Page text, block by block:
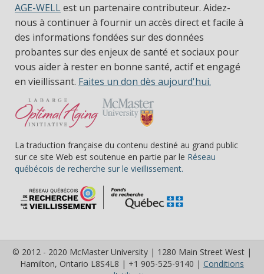
AGE-WELLest un partenaire contributeur. Aidez-
nous à continuer à fournir un accès direct et facile à
des informations fondées sur des données
probantes sur des enjeux de santé et sociaux pour
vous aider à rester en bonne santé, actif et engagé
en vieillissant. Faites un don dès aujourd'hui.
La traduction française du contenu destiné au grand public
sur ce site Web est soutenue en partie par le Réseau
québécois de recherche sur le vieillissement.
© 2012 - 2020 McMaster University | 1280 Main Street West |
Hamilton, Ontario L8S4L8 | +1 905-525-9140 | Conditions